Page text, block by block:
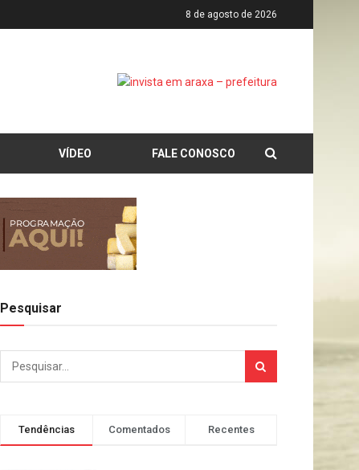
8 de agosto de 2026
VÍDEO FALE CONOSCO
Pesquisar
Tendências Comentados Recentes